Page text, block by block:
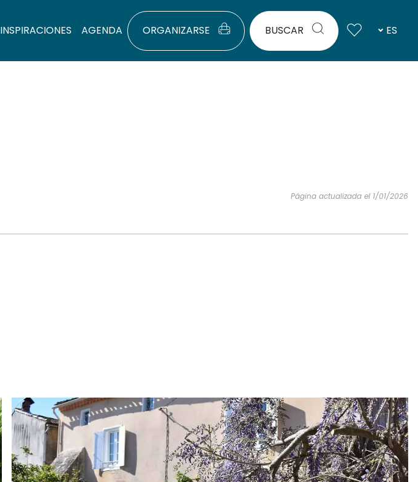
INSPIRACIONES AGENDA ORGANIZARSE BUSCAR ES
Página actualizada el 1/01/2026